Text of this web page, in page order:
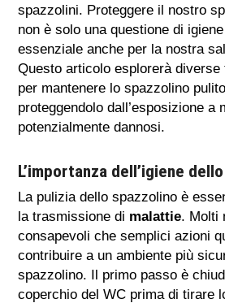
spazzolini. Proteggere il nostro
non è solo una questione di
essenziale anche per la nostra
Questo articolo esplorerà diverse
per mantenere lo spazzolino
proteggendolo dall’esposizione a
potenzialmente dannosi.
L’importanza dell’igiene
La pulizia dello spazzolino è
la trasmissione di malattie. Molti
consapevoli che semplici azioni
contribuire a un ambiente più
spazzolino. Il primo passo è
coperchio del WC prima di tirare